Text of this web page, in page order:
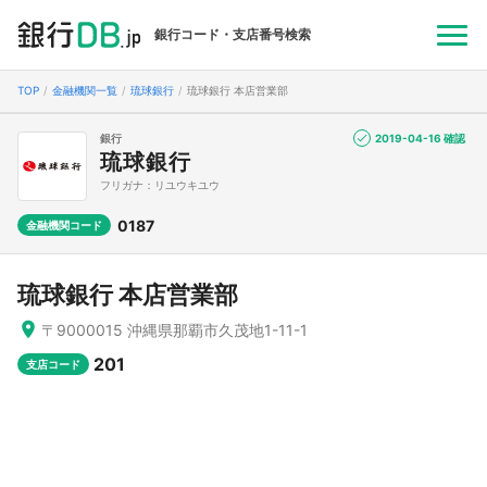
銀行コード・支店番号検索
TOP 金融機関一覧 琉球銀行 琉球銀行 本店営業部
銀行
琉球銀行
フリガナ：リユウキユウ
金融機関コード 0187
2019-04-16 確認
琉球銀行 本店営業部
〒9000015 沖縄県那覇市久茂地1-11-1
支店コード 201